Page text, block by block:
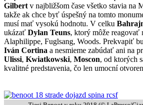
Gilbert v najbližšom čase všetko stavia na
takže ak chce byť úspešný na tomto
musí mať vysokú hodnotu. V celku
ukázať Dylan Teuns, ktorý môže reagovať
Alaphilippe, Fuglsang, Woods. Prekvapiť
Iván Cortina a nesmieme zabúdať ani na
Ulissi, Kwiatkowski, Moscon, od ktorých
kvalitné predstavenia, čo len umocní